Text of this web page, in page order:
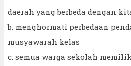
daerah yang berbeda dengan
b. menghormati perbedaan
musyawarah kelas
c. semua warga sekolah